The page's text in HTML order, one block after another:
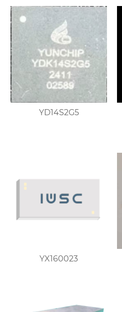
YD14S2G5
YX160023